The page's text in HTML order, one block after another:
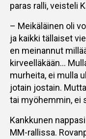
paras ralli, veisteli
– Meikäläinen oli
ja kaikki tällaiset
en meinannut
kirveelläkään…
murheita, ei mulla
jotain jostain.
tai myöhemmin, ei
Kankkunen
MM-rallissa.